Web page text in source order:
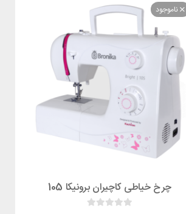
ناموجود
چرخ خیاطی کاچیران برونیکا 105